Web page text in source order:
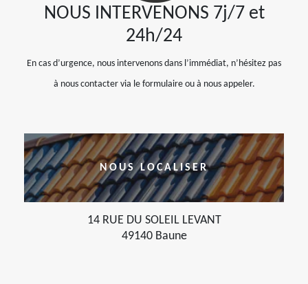
NOUS INTERVENONS 7j/7 et
24h/24
En cas d’urgence, nous intervenons dans l’immédiat, n’hésitez pas
à nous contacter via le formulaire ou à nous appeler.
NOUS LOCALISER
14 RUE DU SOLEIL LEVANT
49140 Baune